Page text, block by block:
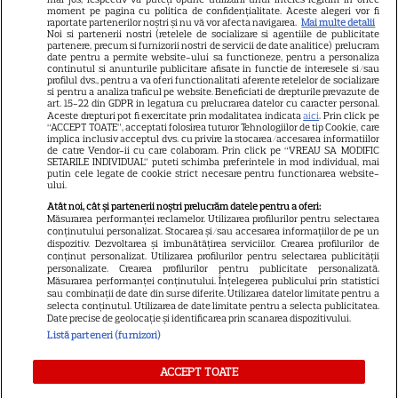
Felicitări, să fiți fericiți! Că
frumoși sunteți!
Cătălin Crișan, gafă de
proporții după ce a anunțat că
s-a despărțit de iubită „Să mă
criticați ușor”. Internauții i-au
Vedeta din România care a
născut chiar de ziua ei. Anul
acesta face nunta de lemn!
moment pe pagina cu politica de confidențialitate. Aceste alegeri vor fi
raportate partenerilor noștri și nu vă vor afecta navigarea. Mai multe detalii
Noi si partenerii nostri (retelele de socializare si agentiile de publicitate
partenere, precum si furnizorii nostri de servicii de date analitice) prelucram
date pentru a permite website-ului sa functioneze, pentru a personaliza
continutul si anunturile publicitare afisate in functie de interesele si/sau
profilul dvs., pentru a va oferi functionalitati aferente retelelor de socializare
si pentru a analiza traficul pe website. Beneficiati de drepturile prevazute de
art. 15-22 din GDPR in legatura cu prelucrarea datelor cu caracter personal.
Aceste drepturi pot fi exercitate prin modalitatea indicataaici. Prin click pe
“ACCEPT TOATE”, acceptati folosirea tuturor Tehnologiilor de tip Cookie, care
implica inclusiv acceptul dvs. cu privire la stocarea/accesarea informatiilor
de catre Vendor-ii cu care colaboram. Prin click pe “VREAU SA MODIFIC
SETARILE INDIVIDUAL” puteti schimba preferintele in mod individual, mai
putin cele legate de cookie strict necesare pentru functionarea website-
ului.
Atât noi, cât și partenerii noștri prelucrăm datele pentru a oferi:
Măsurarea performanței reclamelor. Utilizarea profilurilor pentru selectarea
conținutului personalizat. Stocarea și/sau accesarea informațiilor de pe un
dispozitiv. Dezvoltarea și îmbunătățirea serviciilor. Crearea profilurilor de
conținut personalizat. Utilizarea profilurilor pentru selectarea publicității
personalizate. Crearea profilurilor pentru publicitate personalizată.
Măsurarea performanței conținutului. Înțelegerea publicului prin statistici
sau combinații de date din surse diferite. Utilizarea datelor limitate pentru a
selecta conținutul. Utilizarea de date limitate pentru a selecta publicitatea.
Date precise de geolocație și identificarea prin scanarea dispozitivului.
Listă parteneri (furnizori)
ACCEPT TOATE